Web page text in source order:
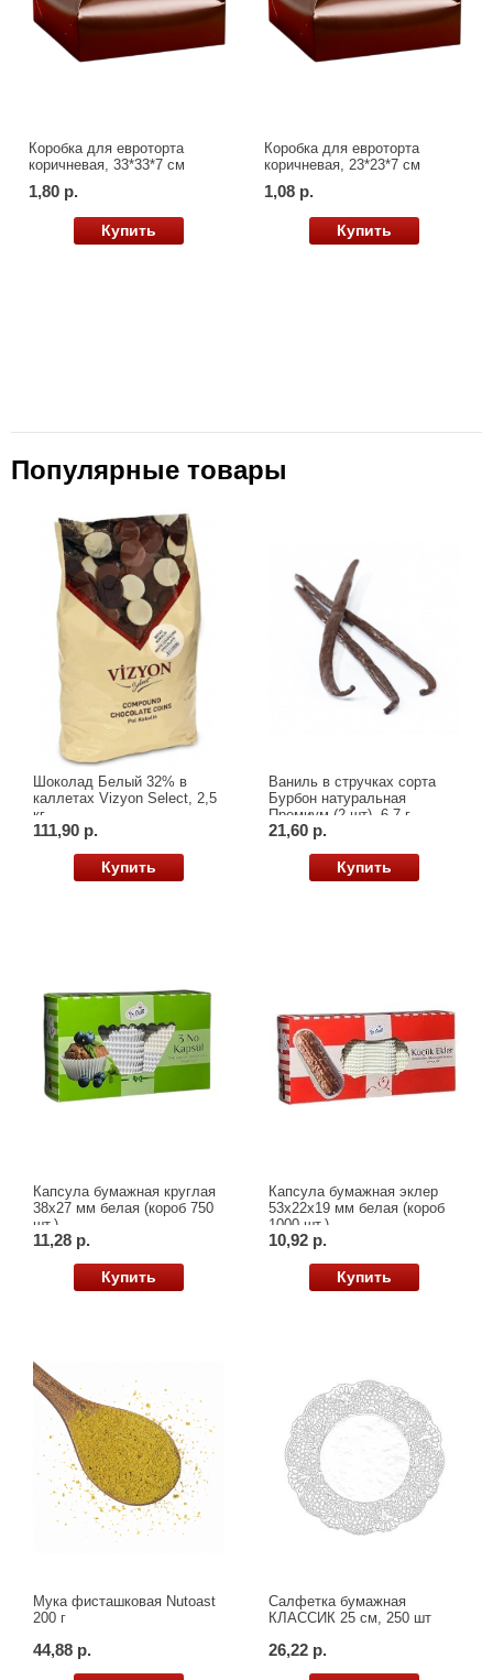
Коробка для евроторта
коричневая, 33*33*7 см
1,80 р.
Купить
Коробка для евроторта
коричневая, 23*23*7 см
1,08 р.
Купить
Популярные товары
Шоколад Белый 32% в
каллетах Vizyon Select, 2,5
кг
111,90 р.
Купить
Ваниль в стручках сорта
Бурбон натуральная
Премиум (2 шт), 6-7 г
21,60 р.
Купить
Капсула бумажная круглая
38х27 мм белая (короб 750
шт.)
11,28 р.
Купить
Капсула бумажная эклер
53х22х19 мм белая (короб
1000 шт.)
10,92 р.
Купить
Мука фисташковая Nutoast
200 г
44,88 р.
Салфетка бумажная
КЛАССИК 25 см, 250 шт
26,22 р.